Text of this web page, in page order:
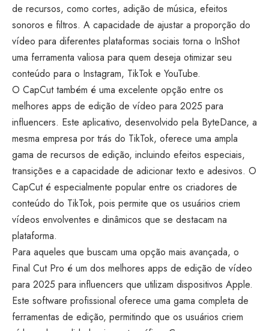
de recursos, como cortes, adição de música, efeitos
sonoros e filtros. A capacidade de ajustar a proporção do
vídeo para diferentes plataformas sociais torna o InShot
uma ferramenta valiosa para quem deseja otimizar seu
conteúdo para o Instagram, TikTok e YouTube.
O CapCut também é uma excelente opção entre os
melhores apps de edição de vídeo para 2025 para
influencers. Este aplicativo, desenvolvido pela ByteDance, a
mesma empresa por trás do TikTok, oferece uma ampla
gama de recursos de edição, incluindo efeitos especiais,
transições e a capacidade de adicionar texto e adesivos. O
CapCut é especialmente popular entre os criadores de
conteúdo do TikTok, pois permite que os usuários criem
vídeos envolventes e dinâmicos que se destacam na
plataforma.
Para aqueles que buscam uma opção mais avançada, o
Final Cut Pro é um dos melhores apps de edição de vídeo
para 2025 para influencers que utilizam dispositivos Apple.
Este software profissional oferece uma gama completa de
ferramentas de edição, permitindo que os usuários criem